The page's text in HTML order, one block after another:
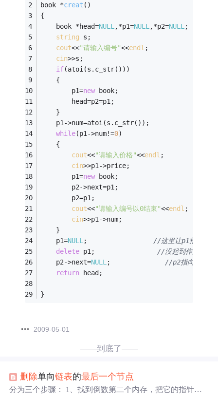
book *creat ()
{
    book *head=
NULL ,*p1=NULL ,*p2=NULL ;
string s;
cout<<"请输入编号"<<endl ;
cin>>s;
if(atoi(s.c_str()))
    {
        p1=
new book;
        head=p2=p1;
    }
    p1->num=atoi(s.c_str());
while(p1->num!=0)
    {
cout<<"请输入价格"<<endl ;
cin>>p1->price;
        p1=
new book;
        p2->next=p1;
        p2=p1;
cout<<"请输入编号以0结束"<<endl ;
cin>>p1-
    }
    p1=
NULL ; //这里让p1指向为
delete p1; //没起到作用
    p2->next=
NULL ; //p2指向最后的
return head;
}
2009-05-01
——到底了——
删除单向链表的最后一个节点
分为三个步骤： 1、找到倒数第二个内存，把它的指针域